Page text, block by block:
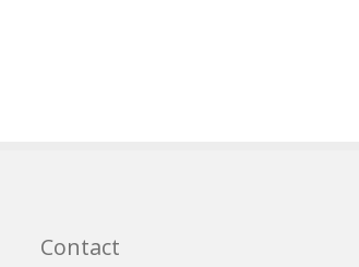
Contact